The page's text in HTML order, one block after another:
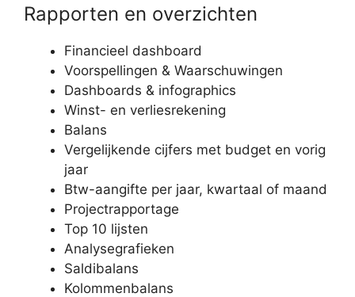
Rapporten en overzichten
Financieel dashboard
Voorspellingen & Waarschuwingen
Dashboards & infographics
Winst- en verliesrekening
Balans
Vergelijkende cijfers met budget en vorig
jaar
Btw-aangifte per jaar, kwartaal of maand
Projectrapportage
Top 10 lijsten
Analysegrafieken
Saldibalans
Kolommenbalans